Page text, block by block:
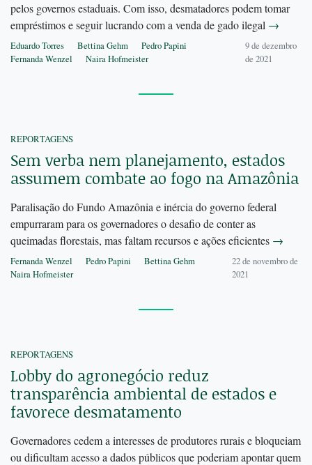
pelos governos estaduais. Com isso, desmatadores podem tomar
empréstimos e seguir lucrando com a venda de gado ilegal →
Eduardo Torres Bettina Gehm
Pedro Papini
Fernanda Wenzel
Naira Hofmeister
9 de dezembro
de 2021
REPORTAGENS
Sem verba nem planejamento, estados
assumem combate ao fogo na Amazônia
Paralisação do Fundo Amazônia e inércia do governo federal
empurraram para os governadores o desafio de conter as
queimadas florestais, mas faltam recursos e ações eficientes →
Fernanda Wenzel Pedro Papini
Bettina Gehm
Naira Hofmeister
22 de novembro de
2021
REPORTAGENS
Lobby do agronegócio reduz
transparência ambiental de estados e
favorece desmatamento
Governadores cedem a interesses de produtores rurais e bloqueiam
ou dificultam acesso a dados públicos que poderiam apontar quem